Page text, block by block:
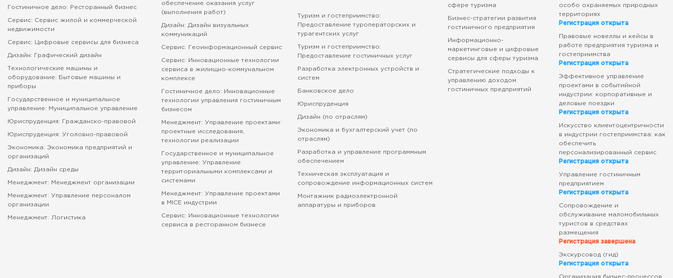
Гостиничное дело: Ресторанный бизнес
Сервис: Сервис жилой и коммерческой
недвижимости
Сервис: Цифровые сервисы для бизнеса
Дизайн: Графический дизайн
Технологические машины и
оборудование: Бытовые машины и
приборы
Государственное и муниципальное
управление: Муниципальное управление
Юриспруденция: Гражданско-правовой
Юриспруденция: Уголовно-правовой
Экономика: Экономика предприятий и
организаций
Дизайн: Дизайн среды
Менеджмент: Менеджмент организации
Менеджмент: Управление персоналом
организации
Менеджмент: Логистика
обеспечение оказания услуг
(выполнения работ)
Дизайн: Дизайн визуальных
коммуникаций
Сервис: Геоинформационный сервис
Сервис: Инновационные технологии
сервиса в жилищно-коммунальном
комплексе
Гостиничное дело: Инновационные
технологии управления гостиничным
бизнесом
Менеджмент: Управление проектами:
проектные исследования,
технологии реализации
Государственное и муниципальное
управление: Управление
территориальными комплексами и
системами
Менеджмент: Управление проектами
в MICE индустрии
Сервис: Инновационные технологии
сервиса в ресторанном бизнесе
Туризм и гостеприимство:
Предоставление туроператорских и
турагентских услуг
Туризм и гостеприимство:
Предоставление гостиничных услуг
Разработка электронных устройств и
систем
Банковское дело
Юриспруденция
Дизайн (по отраслям)
Экономика и бухгалтерский учет (по
отраслям)
Разработка и управление программным
обеспечением
Техническая эксплуатация и
сопровождение информационных систем
Монтажник радиоэлектронной
аппаратуры и приборов
сфере туризма
Бизнес-стратегии развития
гостиничного предприятия
Информационно-
маркетинговые и цифровые
сервисы для сферы туризма
Стратегические подходы к
управлению доходом
гостиничных предприятий
особо охраняемых природных
территориях
Регистрация открыта
Правовые новеллы и кейсы в
работе предприятия туризма и
гостеприимства
Регистрация открыта
Эффективное управление
проектами в событийной
индустрии: корпоративные и
деловые поездки
Регистрация открыта
Искусство клиентоцентричности
в индустрии гостеприимства: как
обеспечить
персонализированный сервис
Регистрация открыта
Управление гостиничным
предприятием
Регистрация открыта
Сопровождение и
обслуживание маломобильных
туристов в средствах
размещения
Регистрация завершена
Экскурсовод (гид)
Регистрация открыта
Организация бизнес-процессов